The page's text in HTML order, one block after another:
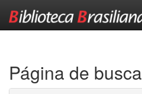
Página de busca